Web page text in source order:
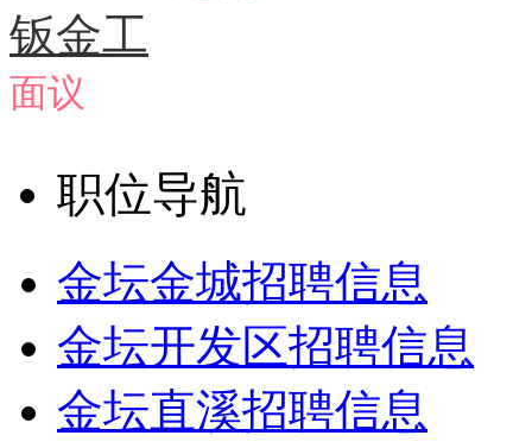
钣金工
面议
职位导航
金坛金城招聘信息
金坛开发区招聘信息
金坛直溪招聘信息